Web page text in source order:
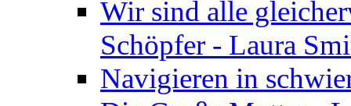
Wir sind alle
Schöpfer - Laura
Navigieren in